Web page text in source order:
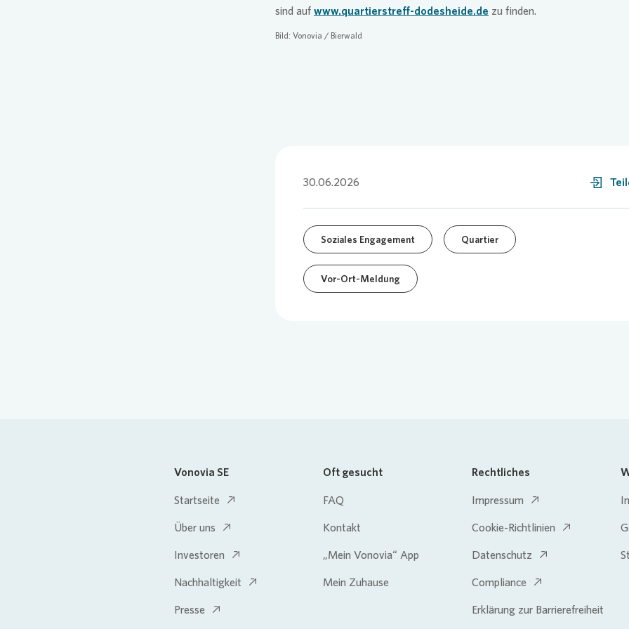
sind auf www.quartierstreff-dodesheide.de zu finden.
Bild: Vonovia / Bierwald
30.06.2026
Soziales Engagement Quartier
Vor-Ort-Meldung
Vonovia SE
Startseite
Über uns
Investoren
Nachhaltigkeit
Presse
Oft gesucht
FAQ
Kontakt
„Mein Vonovia“ App
Mein Zuhause
Rechtliches
Impressum
Cookie-Richtlinien
Datenschutz
Compliance
Erklärung zur Barrierefreiheit